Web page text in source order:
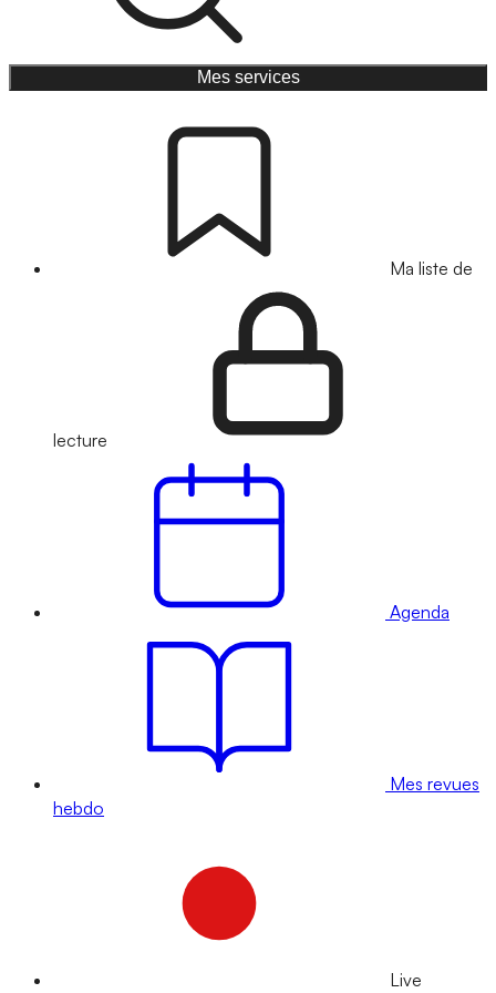
Mes services
Ma liste de
lecture
Agenda
Mes revues
hebdo
Live